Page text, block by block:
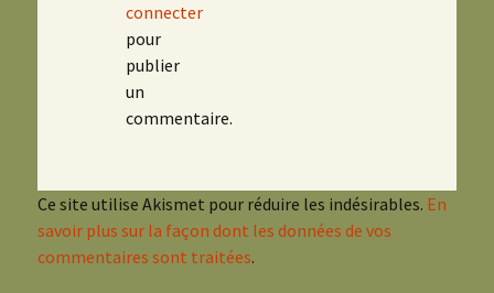
connecter
pour
publier
un
commentaire.
Ce site utilise Akismet pour réduire les indésirables. En
savoir plus sur la façon dont les données de vos
commentaires sont traitées.